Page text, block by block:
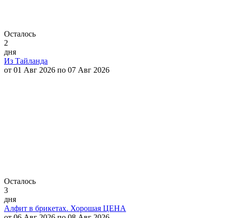
Осталось
2
дня
Из Тайланда
от 01 Авг 2026 по 07 Авг 2026
Осталось
3
дня
Алфит в брикетах. Хорошая ЦЕНА